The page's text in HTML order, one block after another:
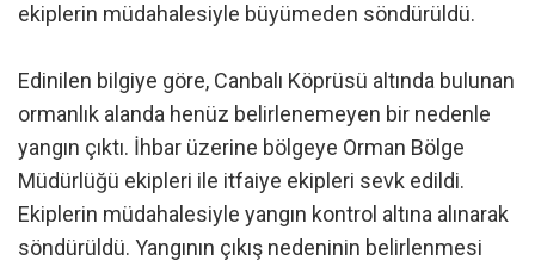
ekiplerin müdahalesiyle büyümeden söndürüldü.
Edinilen bilgiye göre, Canbalı Köprüsü altında bulunan
ormanlık alanda henüz belirlenemeyen bir nedenle
yangın çıktı. İhbar üzerine bölgeye Orman Bölge
Müdürlüğü ekipleri ile itfaiye ekipleri sevk edildi.
Ekiplerin müdahalesiyle yangın kontrol altına alınarak
söndürüldü. Yangının çıkış nedeninin belirlenmesi